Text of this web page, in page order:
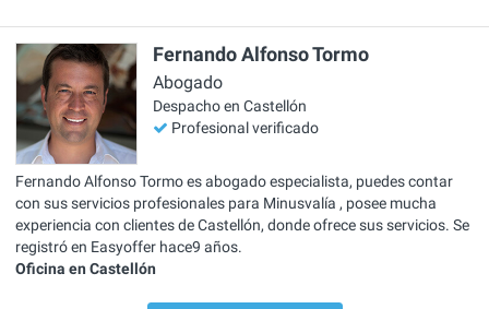
Fernando Alfonso Tormo
Abogado
Despacho en Castellón
Profesional verificado
Fernando Alfonso Tormo es abogado especialista, puedes contar
con sus servicios profesionales para Minusvalía , posee mucha
experiencia con clientes de Castellón, donde ofrece sus servicios. Se
registró en Easyoffer hace9 años.
Oficina en Castellón